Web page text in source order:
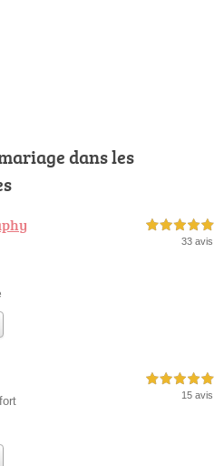
dans les
5,0 étoiles sur 5
33 avis
5,0 étoiles sur 5
15 avis